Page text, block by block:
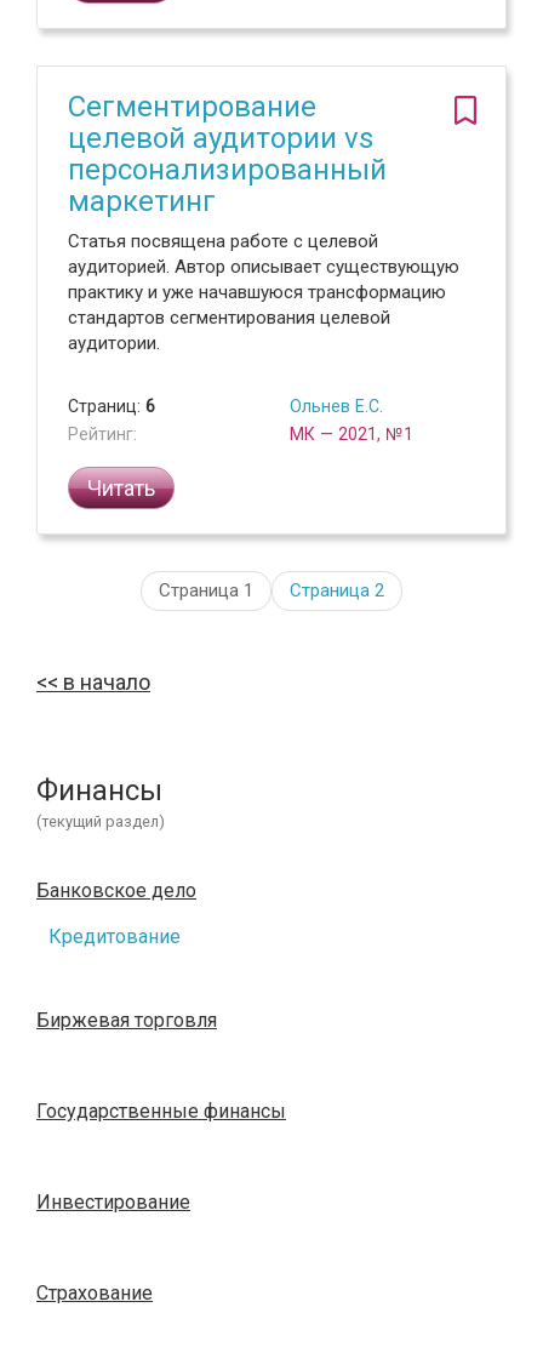
Сегментирование
целевой аудитории vs
персонализированный
маркетинг
Статья посвящена работе с целевой
аудиторией. Автор описывает существующую
практику и уже начавшуюся трансформацию
стандартов сегментирования целевой
аудитории.
Страниц: 6
Рейтинг:
Ольнев Е.С.
МК — 2021, №1
Читать
Страница 1 Страница 2
в начало
Финансы
(текущий раздел)
Банковское дело
Кредитование
Биржевая торговля
Государственные финансы
Инвестирование
Страхование